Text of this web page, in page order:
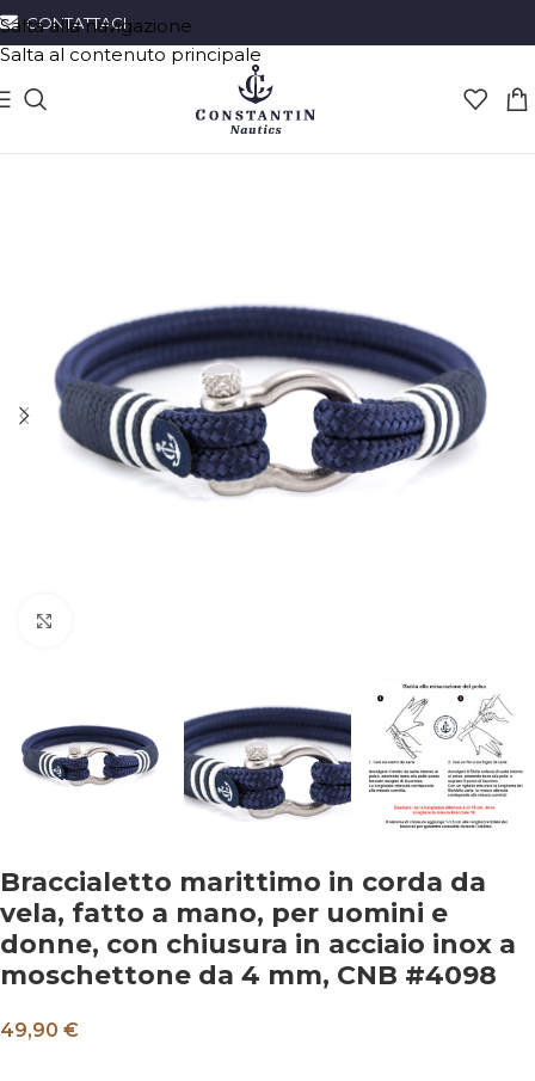
Salta alla navigazione
Salta al contenuto principale
CONTATTACI
Braccialetto marittimo in corda da
vela, fatto a mano, per uomini e
donne, con chiusura in acciaio inox a
moschettone da 4 mm, CNB #4098
49,90 €